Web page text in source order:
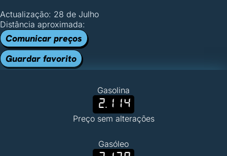
Actualização: 28 de Julho
Distância aproximada:
Comunicar preços
Guardar favorito
Gasolina
2.114
Preço sem alterações
Gasóleo